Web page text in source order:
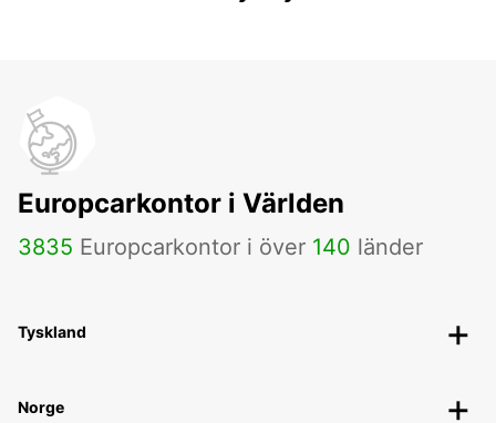
Europcarkontor i Världen
3835 Europcarkontor i över 140 länder
Tyskland
Norge